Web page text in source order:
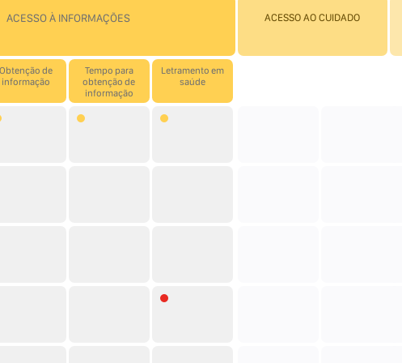
ACESSO À INFORMAÇÕES
Obtenção de
informação
Tempo para
obtenção de
informação
Letramento em
saúde
ACESSO AO CUIDADO